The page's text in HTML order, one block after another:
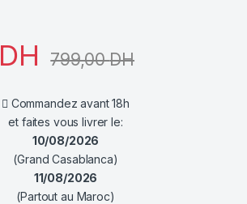
DH 799,00DH
Commandez avant 18h
et faites vous livrer le:
10/08/2026
(Grand Casablanca)
11/08/2026
(Partout au Maroc)